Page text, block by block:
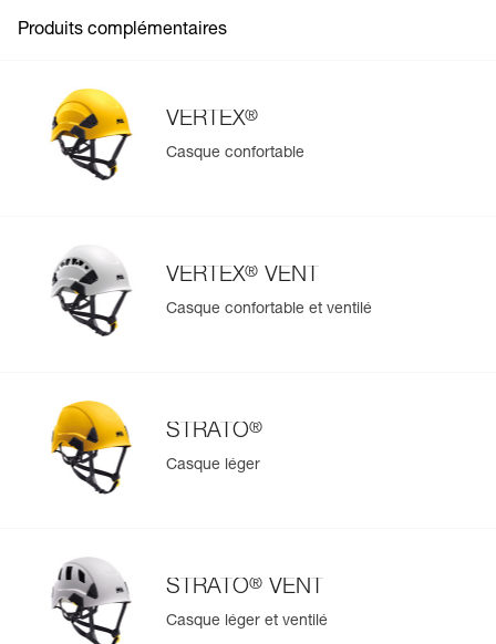
Produits complémentaires
VERTEX®
Casque confortable
VERTEX® VENT
Casque confortable et ventilé
STRATO®
Casque léger
STRATO® VENT
Casque léger et ventilé